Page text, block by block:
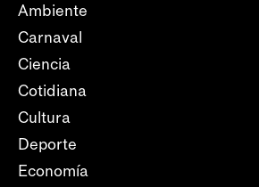
Ambiente
Carnaval
Ciencia
Cotidiana
Cultura
Deporte
Economía